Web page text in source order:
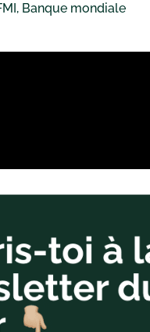
Banque mondiale